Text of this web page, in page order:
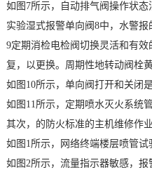
如图7所示，自动排气阀操作状
实验湿式报警单向阀8中，水警
9定期消检电检阀切换灵活和有
复，以更换。周期性地转动阀栓
如图10所示，单向阀打开和关闭
如图11所示，定期喷水灭火系统
其次，的防火标准的主机维修作业
如图1所示，网络终端楼层喷管
如图2所示，流量指示器敏感，